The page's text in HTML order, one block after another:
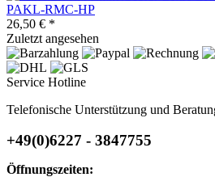
PAKL-RMC-HP
26,50 € *
Zuletzt angesehen
Service Hotline
Telefonische Unterstützung und
+49(0)6227 - 3847755
Öffnungszeiten: